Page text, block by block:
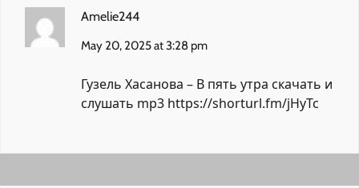
Amelie244
May 20, 2025 at 3:28 pm
Гузель Хасанова – В пять утра скачать и
слушать mp3 https://shorturl.fm/jHyTc